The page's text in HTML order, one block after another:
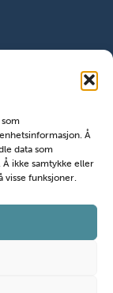
Å
data som
ikke samtykke eller
visse funksjoner.